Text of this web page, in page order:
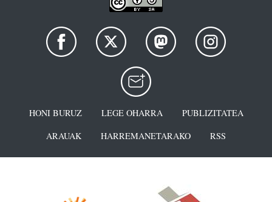
HONI BURUZ LEGE OHARRA
PUBLIZITATEA
ARAUAK
HARREMANETARAKO RSS